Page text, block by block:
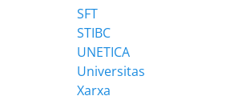
SFT
STIBC
UNETICA
Universitas
Xarxa